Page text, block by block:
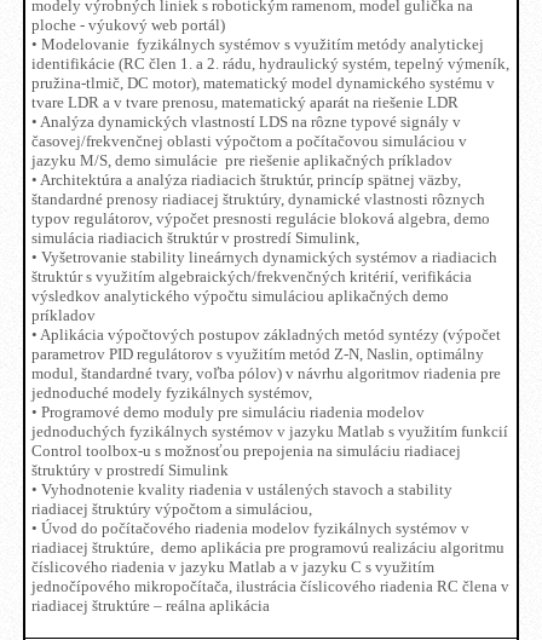
modely výrobných liniek s robotickým ramenom, model gulička na
ploche - výukový web portál)
• Modelovanie fyzikálnych systémov s využitím metódy analytickej
identifikácie (RC člen 1. a 2. rádu, hydraulický systém, tepelný výmeník,
pružina-tlmič, DC motor), matematický model dynamického systému v
tvare LDR a v tvare prenosu, matematický aparát na riešenie LDR
• Analýza dynamických vlastností LDS na rôzne typové signály v
časovej/frekvenčnej oblasti výpočtom a počítačovou simuláciou v
jazyku M/S, demo simulácie pre riešenie aplikačných príkladov
• Architektúra a analýza riadiacich štruktúr, princíp spätnej väzby,
štandardné prenosy riadiacej štruktúry, dynamické vlastnosti rôznych
typov regulátorov, výpočet presnosti regulácie bloková algebra, demo
simulácia riadiacich štruktúr v prostredí Simulink,
• Vyšetrovanie stability lineárnych dynamických systémov a riadiacich
štruktúr s využitím algebraických/frekvenčných kritérií, verifikácia
výsledkov analytického výpočtu simuláciou aplikačných demo
príkladov
• Aplikácia výpočtových postupov základných metód syntézy (výpočet
parametrov PID regulátorov s využitím metód Z-N, Naslin, optimálny
modul, štandardné tvary, voľba pólov) v návrhu algoritmov riadenia pre
jednoduché modely fyzikálnych systémov,
• Programové demo moduly pre simuláciu riadenia modelov
jednoduchých fyzikálnych systémov v jazyku Matlab s využitím funkcií
Control toolbox-u s možnosťou prepojenia na simuláciu riadiacej
štruktúry v prostredí Simulink
• Vyhodnotenie kvality riadenia v ustálených stavoch a stability
riadiacej štruktúry výpočtom a simuláciou,
• Úvod do počítačového riadenia modelov fyzikálnych systémov v
riadiacej štruktúre, demo aplikácia pre programovú realizáciu algoritmu
číslicového riadenia v jazyku Matlab a v jazyku C s využitím
jednočípového mikropočítača, ilustrácia číslicového riadenia RC člena v
riadiacej štruktúre – reálna aplikácia